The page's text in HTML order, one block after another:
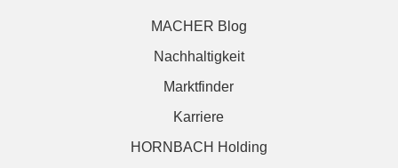
MACHER Blog
Nachhaltigkeit
Marktfinder
Karriere
HORNBACH Holding